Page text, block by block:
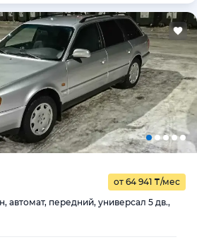
от 64 941 ₸/мес
автомат, передний, универсал 5 дв.,